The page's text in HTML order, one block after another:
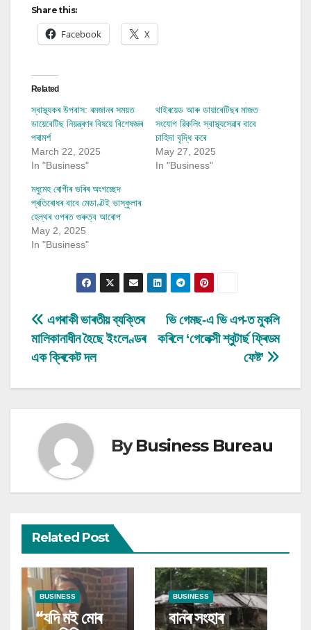
Share this:
Facebook X
Related
স্বাস্থ্যকৰ উপবাস: ৰমজানৰ সময়ত
ডায়েবেটিছ নিয়ন্ত্ৰণৰ বিষয়ে বিশেষজ্ঞৰ
পৰামৰ্শ
March 22, 2025
In "Business"
থাইৰয়েড আৰু ডায়াবেটিছৰ মাজত
সংযোগ ৱিকলিং স্বাস্থ্যসেৱাৰ বাবে
চাহিদা বৃদ্ধি কৰে
May 27, 2025
In "Business"
মধুমেহ ৰোগীৰ ভৰিৰ অংগচ্ছেদ
প্ৰতিৰোধৰ বাবে মেডাণ্টই ভাস্কুলাৰ
হেল্থৰ ওপৰত গুৰুত্ব আৰোপ
May 2, 2025
In "Business"
Post
navigation
ভি গেমছ-এ ভি এপ-ত মুকলি
কৰিলে ‘গেলেক্সী শ্বুটাৰ্ছ ফ্ৰিডম
ফেষ্ট’
এগৰাকী ভাৰতীয় ব্যক্তিৰ
মালিকানাধীন হৈছে ইংলেণ্ডৰ
এক ক্ৰিকেট দল
ByBusiness Bureau
Related Post
BUSINESS
“যদি মই মোৰ
BUSINESS
বানৰ সংহাৰ